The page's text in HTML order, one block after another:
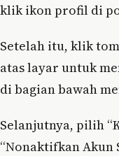
klik ikon profil di
Setelah itu, klik
atas layar untuk
di bagian bawah
Selanjutnya, pilih
“Nonaktifkan Akun